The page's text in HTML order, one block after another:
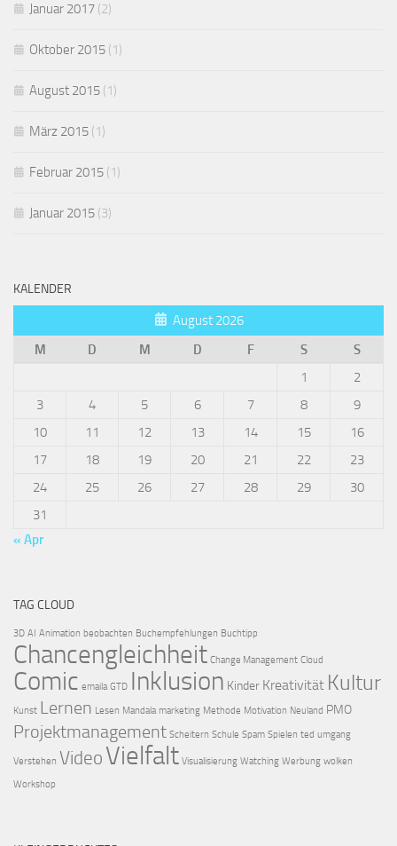
Januar 2017 (2)
Oktober 2015 (1)
August 2015 (1)
März 2015 (1)
Februar 2015 (1)
Januar 2015 (3)
KALENDER
August 2026
M
D M D F S
S
1
2
3
4 5 6 7 8
9
10
11 12 13 14 15
16
17
18 19 20 21 22
23
24
25 26 27 28 29
30
31
« Apr
TAG CLOUD
3D AI Animation beobachten Buchempfehlungen Buchtipp
Chancengleichheit Change Management Cloud
Comic emaila GTD Inklusion Kinder Kreativität Kultur
Kunst Lernen Lesen Mandala marketing Methode Motivation Neuland PMO
Projektmanagement Scheitern Schule Spam Spielen ted umgang
Verstehen Video Vielfalt Visualisierung Watching Werbung wolken
Workshop